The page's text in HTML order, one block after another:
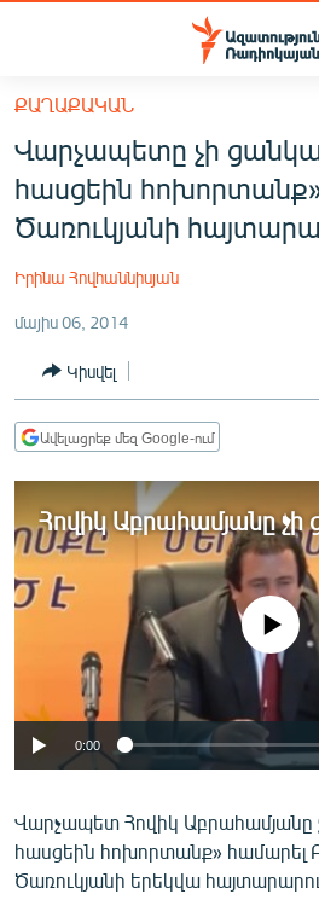
Մատչելիության
հիմնական
բովանդակությանը
Անցնել
հիմնական
մենյուին
ՀԱՅԱՍՏԱՆ
ՔԱՂԱՔԱԿԱՆ
ՏՆՏԵՍՈՒԹՅՈՒՆ
ՂԱՐԱԲԱՂ
ՏԱՐԱԾԱՇՐՋԱՆ
ՄԻՋԱԶԳԱՅԻՆ
ՄՇԱԿՈՒՅԹ
ՍՊՈՐՏ
ՄԵԿՆԱԲԱՆՈՒԹՅՈՒՆ
ՏՏ ԵՒ ԻՆՏԵՐՆԵՏ
ԱՐԽԻՎ
ՏԵՍԱՆՅՈՒԹԵՐ
ՔԱՂԱՔԱԿԱՆ
Վարչապետը չի
հասցեին
Ծառուկյանի
Իրինա Հովհաննիսյան
մայիս 06, 2014
Կիսվել
Ավելացրեք մեզ Google-ում
No media source
0:00
Վարչապետ Հովիկ Աբրահամյանը
հասցեին հոխորտանք» համարել
Ծառուկյանի երեկվա